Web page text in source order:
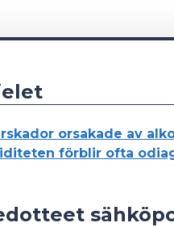
orsakade av
förblir ofta